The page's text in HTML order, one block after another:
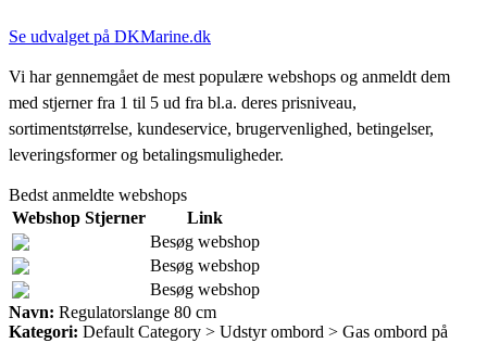
Se udvalget på DKMarine.dk
Vi har gennemgået de mest populære webshops og anmeldt dem
med stjerner fra 1 til 5 ud fra bl.a. deres prisniveau,
sortimentstørrelse, kundeservice, brugervenlighed, betingelser,
leveringsformer og betalingsmuligheder.
Bedst anmeldte webshops
Webshop Stjerner
Link
Besøg webshop
Besøg webshop
Besøg webshop
Navn: Regulatorslange 80 cm
Kategori: Default Category > Udstyr ombord > Gas ombord på